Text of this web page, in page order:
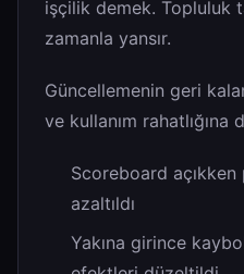
işçilik demek. Topluluk
zamanla yansır.
Güncellemenin geri
ve kullanım
Scoreboard
azaltıldı
Yakına girince